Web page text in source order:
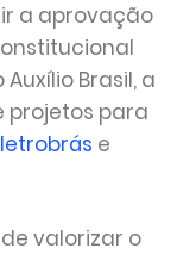
a aprovação
Brasil, a
projetos para
e
valorizar o